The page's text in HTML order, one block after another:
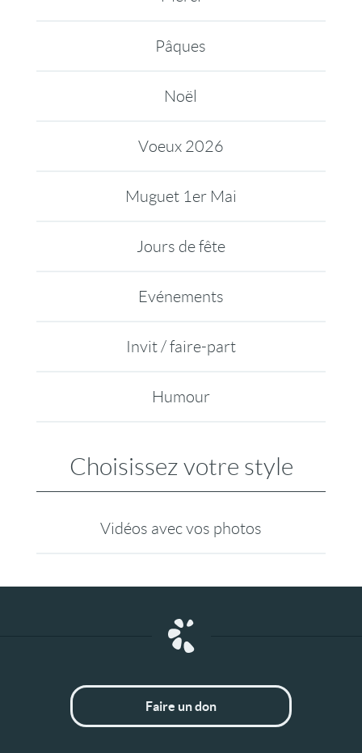
Pâques
Noël
Voeux 2026
Muguet 1er Mai
Jours de fête
Evénements
Invit / faire-part
Humour
Choisissez votre style
Vidéos avec vos photos
Faire un don